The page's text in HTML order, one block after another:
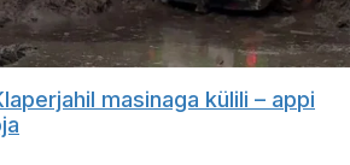
masinaga külili – appi